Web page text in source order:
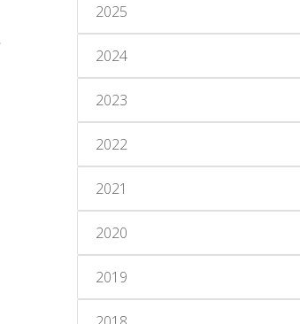
2025
2024
2023
2022
2021
2020
2019